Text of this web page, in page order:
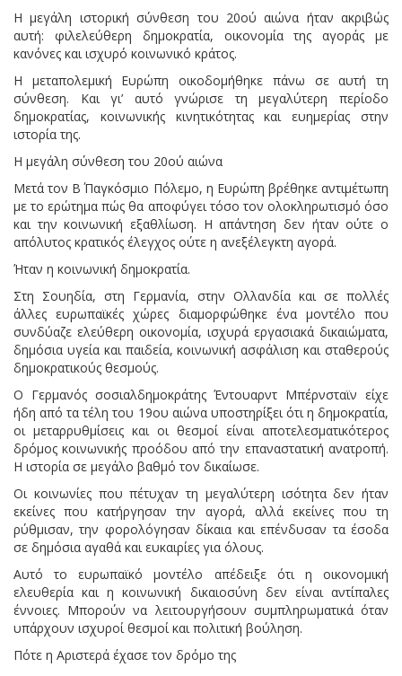
Η μεγάλη ιστορική σύνθεση του 20ού αιώνα ήταν ακριβώς
αυτή: φιλελεύθερη δημοκρατία, οικονομία της αγοράς με
κανόνες και ισχυρό κοινωνικό κράτος.
Η μεταπολεμική Ευρώπη οικοδομήθηκε πάνω σε αυτή τη
σύνθεση. Και γι’ αυτό γνώρισε τη μεγαλύτερη περίοδο
δημοκρατίας, κοινωνικής κινητικότητας και ευημερίας στην
ιστορία της.
Η μεγάλη σύνθεση του 20ού αιώνα
Μετά τον Β΄ Παγκόσμιο Πόλεμο, η Ευρώπη βρέθηκε αντιμέτωπη
με το ερώτημα πώς θα αποφύγει τόσο τον ολοκληρωτισμό όσο
και την κοινωνική εξαθλίωση. Η απάντηση δεν ήταν ούτε ο
απόλυτος κρατικός έλεγχος ούτε η ανεξέλεγκτη αγορά.
Ήταν η κοινωνική δημοκρατία.
Στη Σουηδία, στη Γερμανία, στην Ολλανδία και σε πολλές
άλλες ευρωπαϊκές χώρες διαμορφώθηκε ένα μοντέλο που
συνδύαζε ελεύθερη οικονομία, ισχυρά εργασιακά δικαιώματα,
δημόσια υγεία και παιδεία, κοινωνική ασφάλιση και σταθερούς
δημοκρατικούς θεσμούς.
Ο Γερμανός σοσιαλδημοκράτης Έντουαρντ Μπέρνσταϊν είχε
ήδη από τα τέλη του 19ου αιώνα υποστηρίξει ότι η δημοκρατία,
οι μεταρρυθμίσεις και οι θεσμοί είναι αποτελεσματικότερος
δρόμος κοινωνικής προόδου από την επαναστατική ανατροπή.
Η ιστορία σε μεγάλο βαθμό τον δικαίωσε.
Οι κοινωνίες που πέτυχαν τη μεγαλύτερη ισότητα δεν ήταν
εκείνες που κατήργησαν την αγορά, αλλά εκείνες που τη
ρύθμισαν, την φορολόγησαν δίκαια και επένδυσαν τα έσοδα
σε δημόσια αγαθά και ευκαιρίες για όλους.
Αυτό το ευρωπαϊκό μοντέλο απέδειξε ότι η οικονομική
ελευθερία και η κοινωνική δικαιοσύνη δεν είναι αντίπαλες
έννοιες. Μπορούν να λειτουργήσουν συμπληρωματικά όταν
υπάρχουν ισχυροί θεσμοί και πολιτική βούληση.
Πότε η Αριστερά έχασε τον δρόμο της